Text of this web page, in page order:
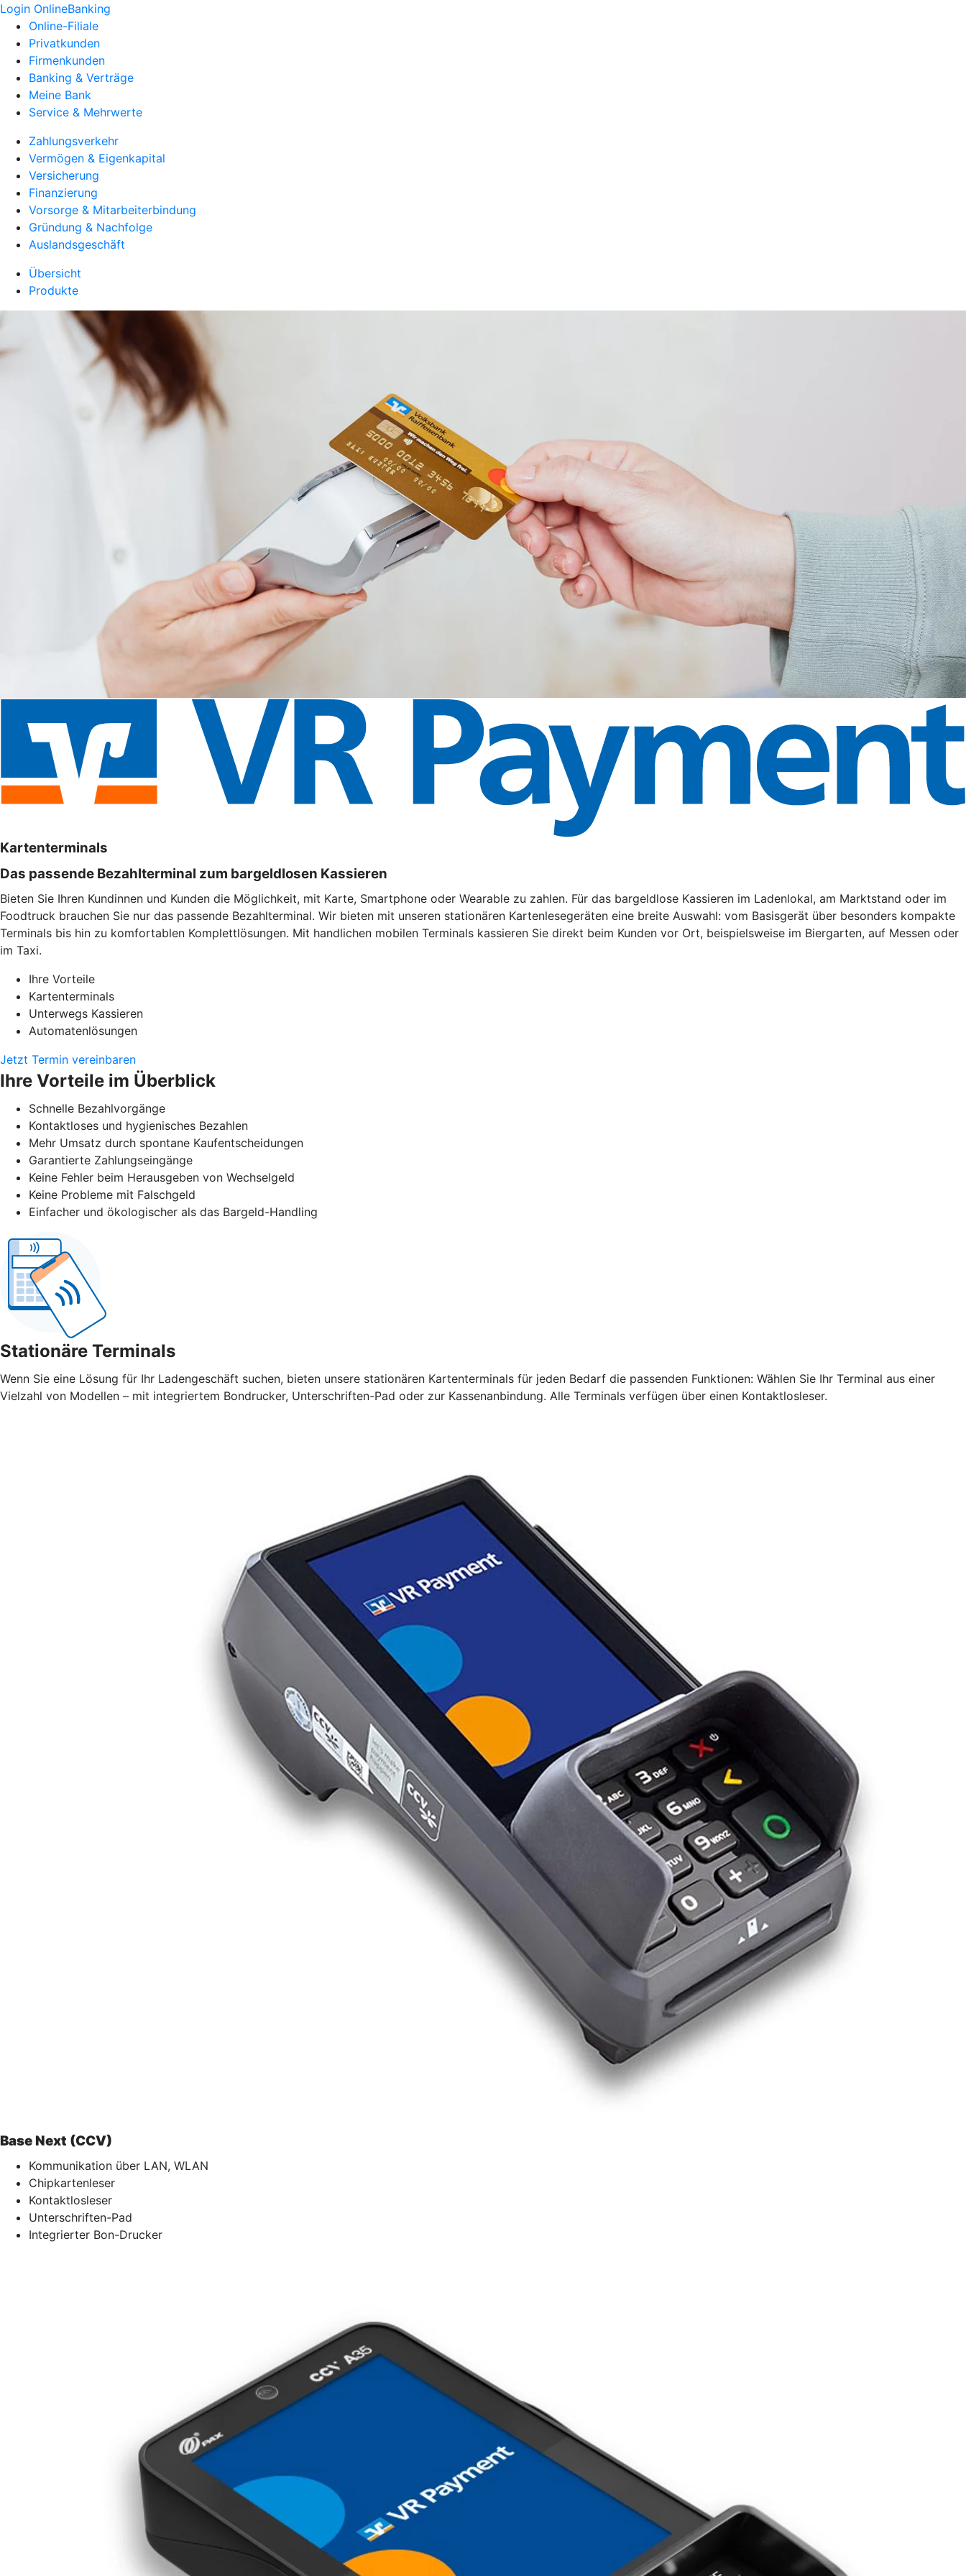
Login OnlineBanking
Online-Filiale
Privatkunden
Firmenkunden
Banking & Verträge
Meine Bank
Service & Mehrwerte
Zahlungsverkehr
Vermögen & Eigenkapital
Versicherung
Finanzierung
Vorsorge & Mitarbeiterbindung
Gründung & Nachfolge
Auslandsgeschäft
Übersicht
Produkte
Kartenterminals
Das passende Bezahlterminal zum bargeldlosen Kassieren
Bieten Sie Ihren Kundinnen und Kunden die Möglichkeit, mit Karte, Smartphone oder Wearable zu zahlen. Für das bargeldlose Kassieren im Ladenlokal, am Marktstand oder im
Foodtruck brauchen Sie nur das passende Bezahlterminal. Wir bieten mit unseren stationären Kartenlesegeräten eine breite Auswahl: vom Basisgerät über besonders kompakte
Terminals bis hin zu komfortablen Komplettlösungen. Mit handlichen mobilen Terminals kassieren Sie direkt beim Kunden vor Ort, beispielsweise im Biergarten, auf Messen oder
im Taxi.
Ihre Vorteile
Kartenterminals
Unterwegs Kassieren
Automatenlösungen
Jetzt Termin vereinbaren
Ihre Vorteile im Überblick
Schnelle Bezahlvorgänge
Kontaktloses und hygienisches Bezahlen
Mehr Umsatz durch spontane Kaufentscheidungen
Garantierte Zahlungseingänge
Keine Fehler beim Herausgeben von Wechselgeld
Keine Probleme mit Falschgeld
Einfacher und ökologischer als das Bargeld-Handling
Stationäre Terminals
Wenn Sie eine Lösung für Ihr Ladengeschäft suchen, bieten unsere stationären Kartenterminals für jeden Bedarf die passenden Funktionen: Wählen Sie Ihr Terminal aus einer
Vielzahl von Modellen – mit integriertem Bondrucker, Unterschriften-Pad oder zur Kassenanbindung. Alle Terminals verfügen über einen Kontaktlosleser.
Base Next (CCV)
Kommunikation über LAN, WLAN
Chipkartenleser
Kontaktlosleser
Unterschriften-Pad
Integrierter Bon-Drucker